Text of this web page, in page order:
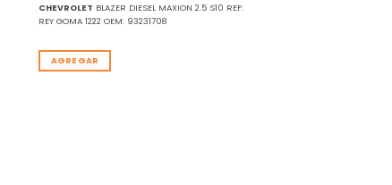
CHEVROLET BLAZER DIESEL MAXION 2.5 S10 REF:
REY GOMA 1222 OEM: 93231708
AGREGAR